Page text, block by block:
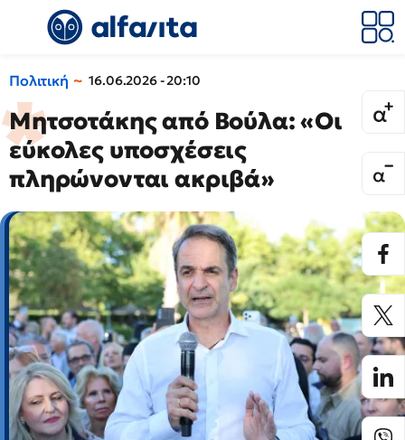
Πολιτική 16.06.2026 - 20:10
Μητσοτάκης από Βούλα: «Οι
εύκολες υποσχέσεις
πληρώνονται ακριβά»